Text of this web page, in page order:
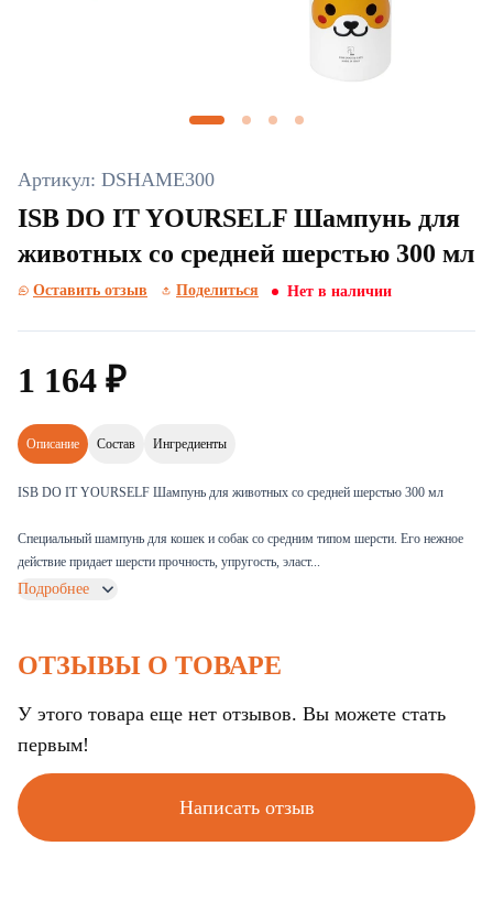
Артикул: DSHAME300
ISB DO IT YOURSELF Шампунь для
животных со средней шерстью 300 мл
Оставить отзыв Поделиться Нет в наличии
1 164 ₽
Описание Состав Ингредиенты
ISB DO IT YOURSELF Шампунь для животных со средней шерстью 300 мл
Специальный шампунь для кошек и собак со средним типом шерсти. Его нежное
действие придает шерсти прочность, упругость, эласт...
Подробнее
ОТЗЫВЫ О ТОВАРЕ
У этого товара еще нет отзывов. Вы можете стать
первым!
Написать отзыв